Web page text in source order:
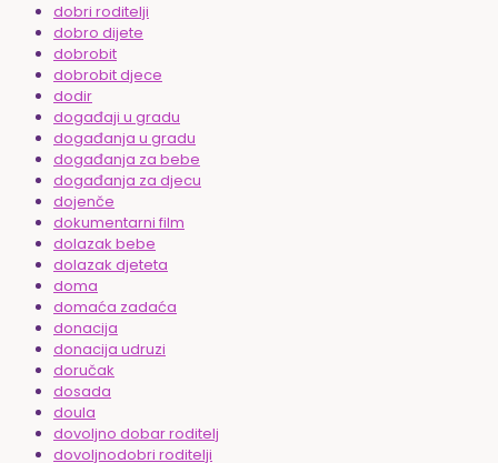
dobri roditelji
dobro dijete
dobrobit
dobrobit djece
dodir
događaji u gradu
događanja u gradu
događanja za bebe
događanja za djecu
dojenče
dokumentarni film
dolazak bebe
dolazak djeteta
doma
domaća zadaća
donacija
donacija udruzi
doručak
dosada
doula
dovoljno dobar roditelj
dovoljnodobri roditelji